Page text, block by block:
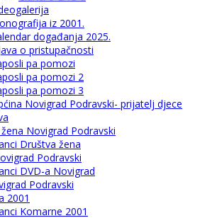
iz 2001.
događanja 2025.
o pristupačnosti
pa pomozi
pa pomozi 2
pa pomozi 3
Novigrad Podravski- prijatelj djece
Novigrad Podravski
Društva žena
Podravski
DVD-a Novigrad
Podravski
2001
Komarne 2001